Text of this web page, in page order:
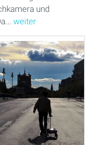
und
weiter